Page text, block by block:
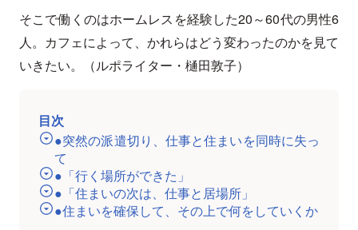
そこで働くのはホームレスを経験した20～60代の男性6
人。カフェによって、かれらはどう変わったのかを見て
いきたい。（ルポライター・樋田敦子）
目次
●突然の派遣切り、仕事と住まいを同時に失っ
て
●「行く場所ができた」
●「住まいの次は、仕事と居場所」
●住まいを確保して、その上で何をしていくか